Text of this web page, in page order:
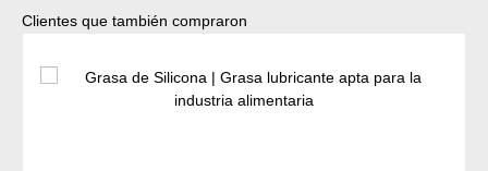
Omitir la galería de productos
Clientes que también compraron